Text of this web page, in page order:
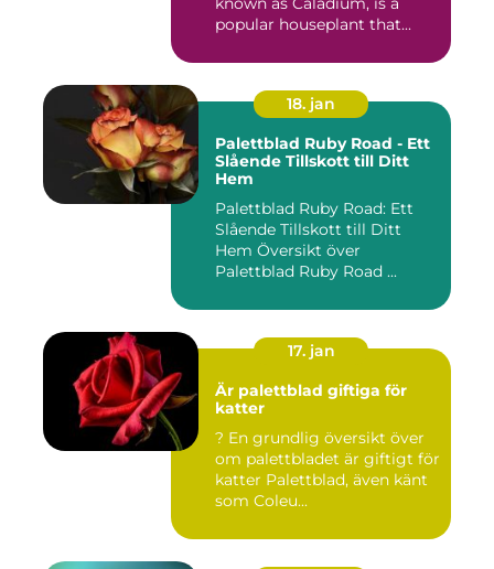
popular houseplant that...
18. jan
Palettblad Ruby Road - Ett
Slående Tillskott till Ditt
Hem
Palettblad Ruby Road: Ett
Slående Tillskott till Ditt
Hem Översikt över
Palettblad Ruby Road ...
17. jan
Är palettblad giftiga för
katter
? En grundlig översikt över
om palettbladet är giftigt för
katter Palettblad, även känt
som Coleu...